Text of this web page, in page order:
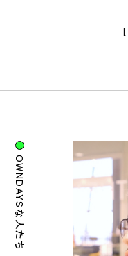
[
OWNDAYSな人たち